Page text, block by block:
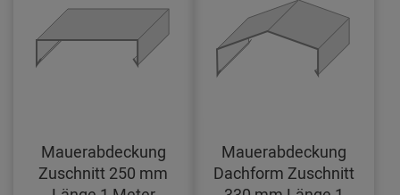
Mauerabdeckung
Zuschnitt 250 mm
Mauerabdeckung
Dachform Zuschnitt